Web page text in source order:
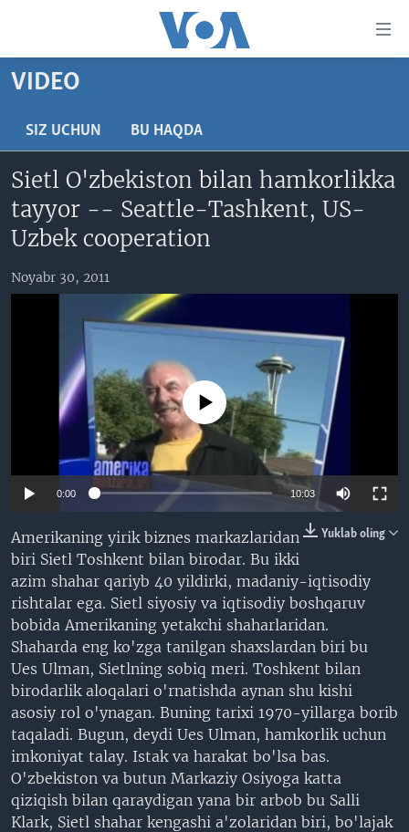
boring
Boshiga
Qidiruvga
AMERIKA
VATANDOSHLAR
AMERIKA MANZARALARI
XALQARO HAYOT
VASHINGTON CHOYXONASI
MOBIL-SALOM!
VIDEO
XABARLAR SURATLARDA
IJTIMOIY TARMOQLAR
FACEBOOK
YOUTUBE
INSTAGRAM
ODNOKLASSNIKI
TELEGRAM
TWITTER
INGLIZ TILI DARSLARI
EDITORIAL
Learning English
VIDEO
SIZ UCHUN BU HAQDA
Sietl O'zbekiston bilan hamkorlikka
tayyor -- Seattle-Tashkent, US-
Uzbek cooperation
Noyabr 30, 2011
No media source currently available
0:00 10:03
Yuklab oling
Amerikaning yirik biznes markazlaridan
biri Sietl Toshkent bilan birodar. Bu ikki
azim shahar qariyb 40 yildirki, madaniy-iqtisodiy
rishtalar ega. Sietl siyosiy va iqtisodiy boshqaruv
bobida Amerikaning yetakchi shaharlaridan.
Shaharda eng ko'zga tanilgan shaxslardan biri bu
Ues Ulman, Sietlning sobiq meri. Toshkent bilan
birodarlik aloqalari o'rnatishda aynan shu kishi
asosiy rol o'ynagan. Buning tarixi 1970-yillarga borib
taqaladi. Bugun, deydi Ues Ulman, hamkorlik uchun
imkoniyat talay. Istak va harakat bo'lsa bas.
O'zbekiston va butun Markaziy Osiyoga katta
qiziqish bilan qaraydigan yana bir arbob bu Salli
Klark, Sietl shahar kengashi a'zolaridan biri, bo'lajak